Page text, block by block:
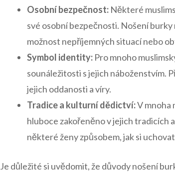
Osobní bezpečnost: Některé
své osobní bezpečnosti. Nošení
⁣možnost nepříjemných situací nebo
Symbol identity: Pro mnoho
sounáležitosti s jejich náboženstvím.
jejich oddanosti a víry.
Tradice a kulturní dědictví:V mnoha
hluboce zakořeněno v ⁢jejich tradicích
některé ⁣ženy způsobem,⁤ jak⁣ si
Je důležité si uvědomit, že důvody nošení